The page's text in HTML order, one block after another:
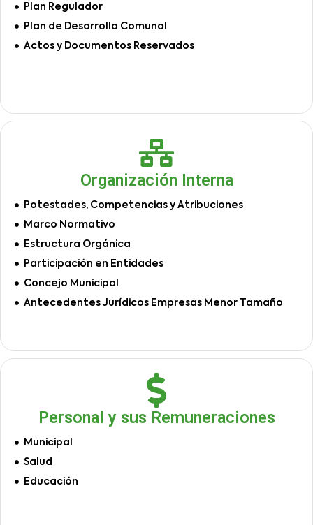
Plan Regulador
Plan de Desarrollo Comunal
Actos y Documentos Reservados
Organización Interna
Potestades, Competencias y Atribuciones
Marco Normativo
Estructura Orgánica
Participación en Entidades
Concejo Municipal
Antecedentes Jurídicos Empresas Menor Tamaño
Personal y sus Remuneraciones
Municipal
Salud
Educación